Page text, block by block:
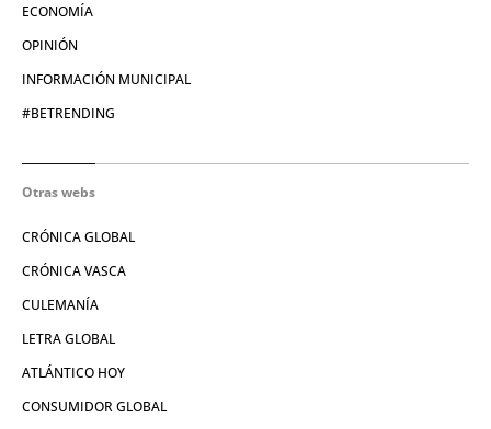
ECONOMÍA
OPINIÓN
INFORMACIÓN MUNICIPAL
#BETRENDING
Otras webs
CRÓNICA GLOBAL
CRÓNICA VASCA
CULEMANÍA
LETRA GLOBAL
ATLÁNTICO HOY
CONSUMIDOR GLOBAL